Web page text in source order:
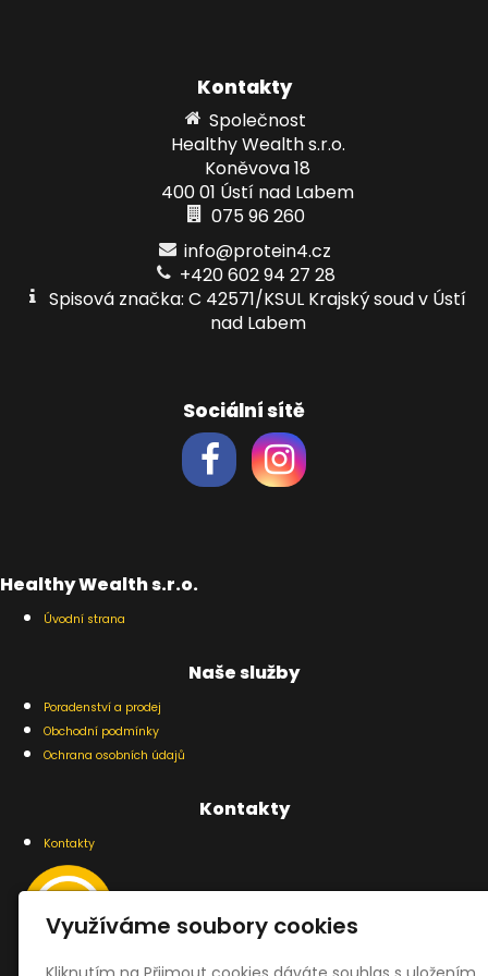
Kontakty
Společnost
Healthy Wealth s.r.o.
Koněvova 18
400 01 Ústí nad Labem
075 96 260
info@protein4.cz
+420 602 94 27 28
Spisová značka: C 42571/KSUL Krajský soud v Ústí
nad Labem
Sociální sítě
Healthy Wealth s.r.o.
Úvodní strana
Naše služby
Poradenství a prodej
Obchodní podmínky
Ochrana osobních údajů
Kontakty
Kontakty
Využíváme soubory cookies